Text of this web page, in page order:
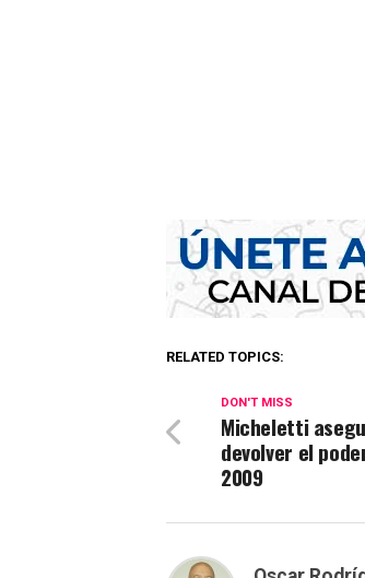
RELATED TOPICS:
DON'T MISS
Micheletti
devolver el
2009